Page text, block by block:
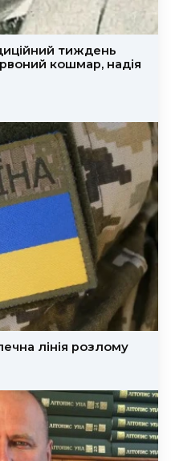
тиждень
кошмар, надія
лінія розлому